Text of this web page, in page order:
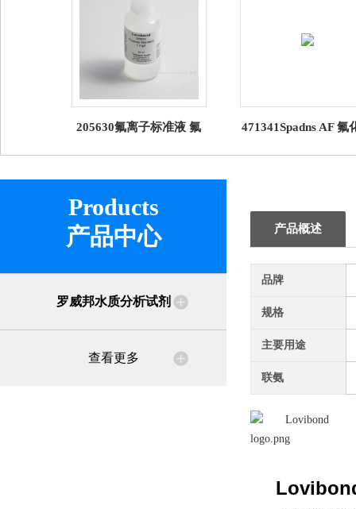
205630氟离子标准液 氟
471341Spadns AF 氟
Lovibond
Products
产品中心
罗威邦水质分析试剂
查看更多
产品概述
品牌
规格
主要用途
联氨
Lovib